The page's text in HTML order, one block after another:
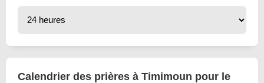
Calendrier des prières à Timimoun pour le